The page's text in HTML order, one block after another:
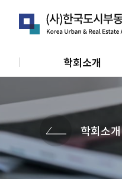
학회소개
인사말
연혁
정관
조직 및 임원
학회소개